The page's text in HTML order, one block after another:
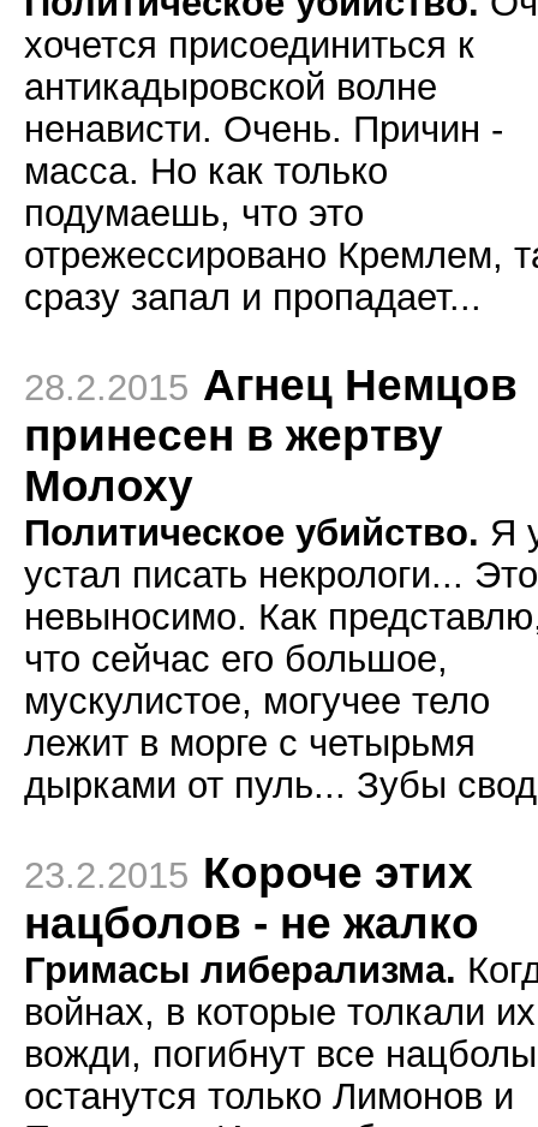
хочется присоединиться к
антикадыровской волне
ненависти. Очень. Причин -
масса. Но как только
подумаешь, что это
отрежессировано Кремлем,
сразу запал и пропадает...
28.2.2015 Агнец Немцов
принесен в жертву
Молоху
Политическое убийство. Я
устал писать некрологи... Это
невыносимо. Как
что сейчас его большое,
мускулистое, могучее тело
лежит в морге с четырьмя
дырками от пуль... Зубы
23.2.2015 Короче этих
нацболов - не жалко
Гримасы либерализма.
войнах, в которые толкали их
вожди, погибнут все
останутся только Лимонов и